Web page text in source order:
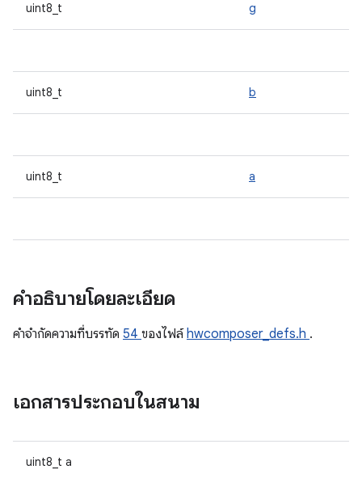
uint8_t g
uint8_t b
uint8_t a
คำอธิบายโดยละเอียด
คําจํากัดความที่บรรทัด 54 ของไฟล์hwcomposer_defs.h .
เอกสารประกอบในสนาม
uint8_t a